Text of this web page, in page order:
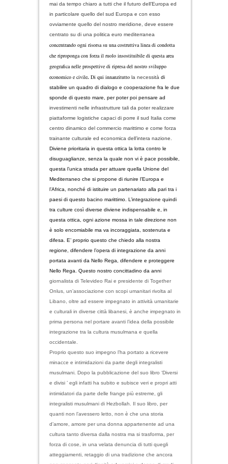
mai da tempo chiaro a tutti che il futuro dell’Europa ed
in particolare quello del sud Europa e con esso
ovviamente quello del nostro meridione, deve essere
centrato su di una politica euro mediterranea
concentrando ogni risorsa su una costruttiva linea di condotta
che riproponga con forza il ruolo insostituibile di questa area
geografica nelle prospettive di ripresa del nostro sviluppo
economico e civile. Di qui innanzitutto la necessità di
stabilire un quadro di dialogo e cooperazione fra le due
sponde di questo mare, per poter poi pensare ad
investimenti nelle infrastrutture tali da poter realizzare
piattaforme logistiche capaci di porre il sud Italia come
centro dinamico del commercio marittimo e come forza
trainante culturale ed economica dell’intera nazione.
Diviene prioritaria in questa ottica la lotta contro le
disuguaglianze, senza la quale non vi è pace possibile,
questa l’unica strada per attuare quella Unione del
Mediterraneo che si propone di riunire l’Europa e
l’Africa, nonché di istituire un partenariato alla pari tra i
paesi di questo bacino marittimo. L’integrazione quindi
tra culture così diverse diviene indispensabile e, in
questa ottica, ogni azione mossa in tale direzione non
è solo encomiabile ma va incoraggiata, sostenuta e
difesa. E’ proprio questo che chiedo alla nostra
regione, difendere l’opera di integrazione da anni
portata avanti da Nello Rega, difendere e proteggere
Nello Rega. Questo nostro concittadino da anni
giornalista di Televideo Rai e presidente di Together
Onlus, un’associazione con scopi umanitari rivolta al
Libano, oltre ad essere impegnato in attività umanitarie
e culturali in diverse città libanesi, è anche impegnato in
prima persona nel portare avanti l’idea della possibile
integrazione tra la cultura musulmana e quella
occidentale.
Proprio questo suo impegno l’ha portato a ricevere
minacce e intimidazioni da parte degli integralisti
musulmani. Dopo la pubblicazione del suo libro ‘Diversi
e divisi ’ egli infatti ha subito e subisce veri e propri atti
intimidatori da parte delle frange più estreme,
gli
integralisti musulmani di Hezbollah. Il suo libro, per
quanti non l’avessero letto, non è che una storia
d’amore, amore per una donna appartenente ad una
cultura tanto diversa dalla nostra ma si trasforma, per
forza di cose, in una velata denuncia di tutti quegli
atteggiamenti, retaggio di una tradizione che ancora